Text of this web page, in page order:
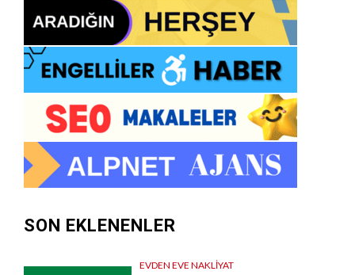
SON EKLENENLER
EVDEN EVE NAKLIYAT